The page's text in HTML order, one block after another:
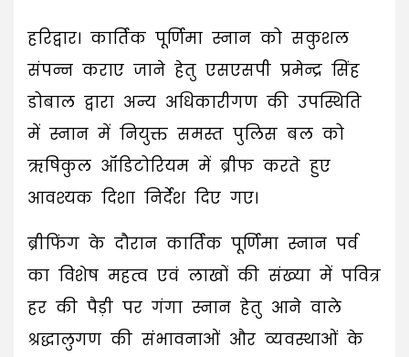
हरिद्वार। कार्तिक पूर्णिमा स्नान को सकुशल
संपन्न कराए जाने हेतु एसएसपी प्रमेन्द्र सिंह
डोबाल द्वारा अन्य अधिकारीगण की उपस्थिति
में स्नान में नियुक्त समस्त पुलिस बल को
ऋषिकुल ऑडिटोरियम में ब्रीफ करते हुए
आवश्यक दिशा निर्देश दिए गए।
ब्रीफिंग के दौरान कार्तिक पूर्णिमा स्नान पर्व
का विशेष महत्व एवं लाखों की संख्या में पवित्र
हर की पैड़ी पर गंगा स्नान हेतु आने वाले
श्रद्धालुगण की संभावनाओं और व्यवस्थाओं के